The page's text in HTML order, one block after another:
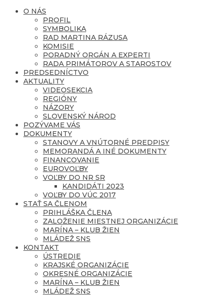
O NÁS
PROFIL
SYMBOLIKA
RAD MARTINA RÁZUSA
KOMISIE
PORADNÝ ORGÁN A EXPERTI
RADA PRIMÁTOROV A STAROSTOV
PREDSEDNÍCTVO
AKTUALITY
VIDEOSEKCIA
REGIÓNY
NÁZORY
SLOVENSKÝ NÁROD
POZÝVAME VÁS
DOKUMENTY
STANOVY A VNÚTORNÉ PREDPISY
MEMORANDÁ A INÉ DOKUMENTY
FINANCOVANIE
EUROVOĽBY
VOĽBY DO NR SR
KANDIDÁTI 2023
VOĽBY DO VÚC 2017
STAŤ SA ČLENOM
PRIHLÁŠKA ČLENA
ZALOŽENIE MIESTNEJ ORGANIZÁCIE
MARÍNA – KLUB ŽIEN
MLÁDEŽ SNS
KONTAKT
ÚSTREDIE
KRAJSKÉ ORGANIZÁCIE
OKRESNÉ ORGANIZÁCIE
MARÍNA – KLUB ŽIEN
MLÁDEŽ SNS